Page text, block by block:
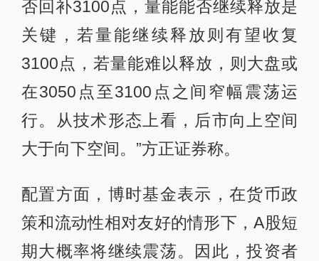
否回补3100点，量能能否继续释放是
关键，若量能继续释放则有望收复
3100点，若量能难以释放，则大盘或
在3050点至3100点之间窄幅震荡运
行。从技术形态上看，后市向上空间
大于向下空间。”方正证券称。
配置方面，博时基金表示，在货币政
策和流动性相对友好的情形下，A股短
期大概率将继续震荡。因此，投资者